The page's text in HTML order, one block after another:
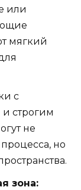
или
мягкий
с
строгим
не
но
зона: